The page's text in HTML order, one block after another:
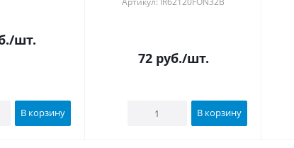
/шт.
В корзину
72руб./шт.
В корзину